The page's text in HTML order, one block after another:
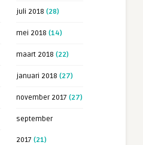
juli 2018 (28)
mei 2018 (14)
maart 2018 (22)
januari 2018 (27)
november 2017 (27)
september
2017 (21)